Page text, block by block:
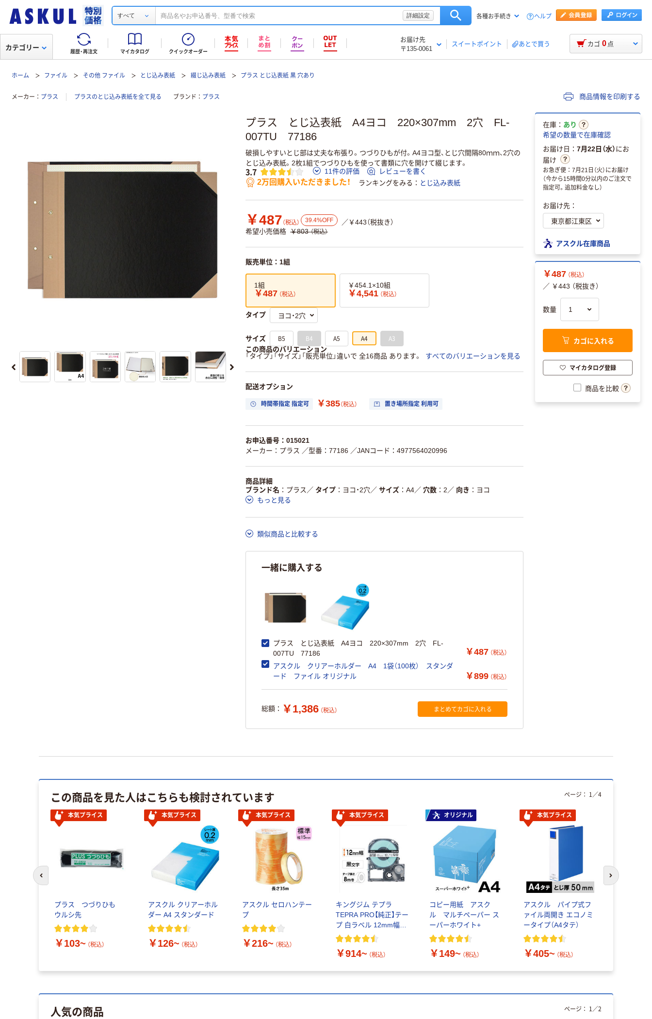
すべて 詳細設定 各種お手続き ヘルプ
履歴・再注文 マイカタログ クイックオーダー
お届け先
〒135-0061
スイートポイント あとで買う
カテゴリー カゴ 0 点
ホーム ファイル その他 ファイル とじ込み表紙 綴じ込み表紙 プラス とじ込表紙 黒 穴あり
メーカー プラス プラスのとじ込み表紙を全て見る ブランド プラス 商品情報を印刷する
プラス とじ込表紙 A4ヨコ 220×307mm 2穴 FL-
007TU 77186
破損しやすいとじ部は丈夫な布張り。つづりひもが付。A4ヨコ型、とじ穴間隔80ｍｍ、2穴の
とじ込み表紙。2枚1組でつづりひもを使って書類に穴を開けて綴じます。
3.7 11件の評価 レビューを書く
2万回購入いただきました！ ランキングをみる とじ込み表紙
￥487 （税込） 39.4%OFF
／￥443（税抜き）
希望小売価格 ￥803 （税込）
販売単位：1組
1組
￥487 （税込）
￥454.1×10組
￥4,541 （税込）
タイプ
サイズ B5 B4 A5 A4 A3
この商品のバリエーション
「タイプ」「サイズ」「販売単位」違いで 全16商品 あります。
すべてのバリエーションを見る
配送オプション
時間帯指定 指定可 ￥385（税込） 置き場所指定 利用可
お申込番号：015021
メーカー：プラス ／型番：77186 ／JANコード：4977564020996
商品詳細
ブランド名
プラス ／ タイプ ヨコ・2穴 ／ サイズ A4／ 穴数 2 ／ 向き
ヨコ
もっと見る
類似商品と比較する
一緒に購入する
プラス とじ込表紙 A4ヨコ 220×307mm 2穴 FL-
007TU 77186
￥487 （税込）
アスクル クリアーホルダー A4 1袋（100枚） スタンダ
ード ファイル オリジナル
￥899 （税込）
総額： ￥1,386 （税込） まとめてカゴに入れる
在庫： あり
希望の数量で在庫確認
お届け日： 7月22日（水）にお
届け
お急ぎ便：7月21日（火）にお届け
（今から15時間0分以内のご注文で
指定可。追加料金なし）
お届け先：
アスクル在庫商品
￥487 （税込）
／ ￥443 （税抜き）
数量
カゴに入れる
マイカタログ登録
商品を比較
この商品を見た人はこちらも検討されています
本気プライス
プラス つづりひも
ウルシ先
￥103~ （税込）
本気プライス
アスクル クリアーホル
ダー A4 スタンダード
￥126~ （税込）
本気プライス
アスクル セロハンテー
プ
￥216~ （税込）
本気プライス
キングジム テプラ
TEPRA PRO【純正】テー
プ 白ラベル 12mm幅
（黒文字）
￥914~ （税込）
オリジナル
コピー用紙 アスク
ル マルチペーパー ス
ーパーホワイト+
￥149~ （税込）
本気プライス
アスクル パイプ式フ
ァイル両開き エコノミ
ータイプ（A4タテ）
￥405~ （税込）
ページ： 1 ／4
前のスライドへ 次のスライド
人気の商品 ページ： 1 ／2